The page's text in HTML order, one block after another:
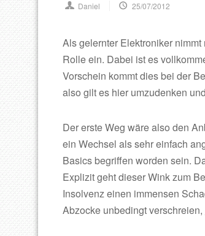
Daniel 25/07/2012
Als gelernter Elektroniker
Rolle ein. Dabei ist es
Vorschein kommt dies bei der
also gilt es hier umzudenken
Der erste Weg wäre also den
ein Wechsel als sehr einfach
Basics begriffen worden sein.
Explizit geht dieser Wink zum
Insolvenz einen immensen
Abzocke unbedingt verschreien,